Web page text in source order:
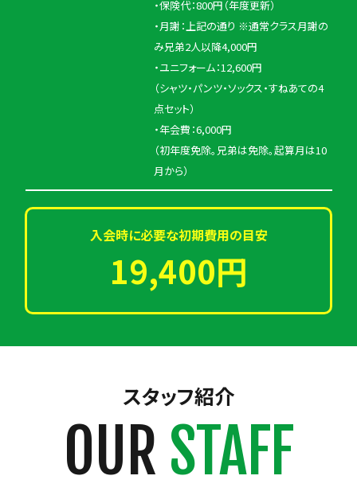
・保険代：800円（年度更新）
・月謝：上記の通り ※通常クラス月謝の
み兄弟2人以降4,000円
・ユニフォーム：12,600円
（シャツ・パンツ・ソックス・すねあての4
点セット）
・年会費：6,000円
（初年度免除。兄弟は免除。起算月は10
月から）
入会時に必要な初期費用の目安
19,400円
スタッフ紹介
OUR STAFF